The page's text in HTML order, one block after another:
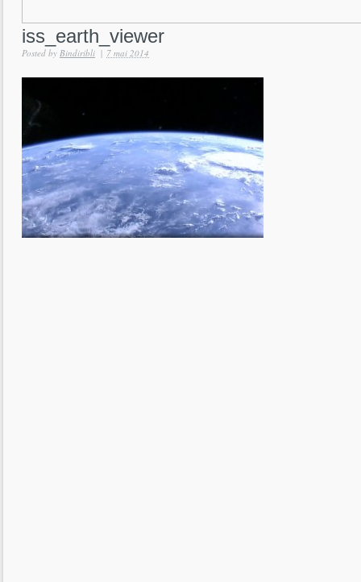
iss_earth_viewer
Posted by Bindiribli | 7 mai 2014